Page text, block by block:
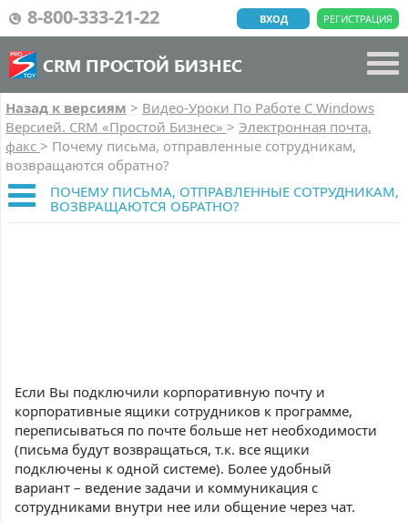
8-800-333-21-22 РЕГИСТРАЦИЯ
ВХОД
CRM ПРОСТОЙ БИЗНЕС
Назад к версиям > Видео-Уроки По Работе C Windows
Версией. CRM «Простой Бизнес» > Электронная почта,
факс > Почему письма, отправленные сотрудникам,
возвращаются обратно?
ПОЧЕМУ ПИСЬМА, ОТПРАВЛЕННЫЕ СОТРУДНИКАМ,
ВОЗВРАЩАЮТСЯ ОБРАТНО?
Если Вы подключили корпоративную почту и
корпоративные ящики сотрудников к программе,
переписываться по почте больше нет необходимости
(письма будут возвращаться, т.к. все ящики
подключены к одной системе). Более удобный
вариант – ведение задачи и коммуникация с
сотрудниками внутри нее или общение через чат.